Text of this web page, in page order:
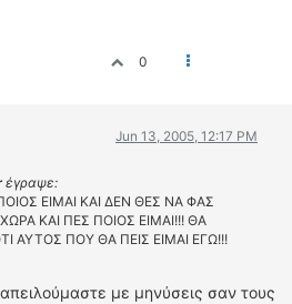
0
Jun 13, 2005, 12:17 PM
έγραψε:
ΕΙΜΑΙ ΚΑΙ ΔΕΝ ΘΕΣ ΝΑ ΦΑΣ
ΚΑΙ ΠΕΣ ΠΟΙΟΣ ΕΙΜΑΙ!!! ΘΑ
ΑΥΤΟΣ ΠΟΥ ΘΑ ΠΕΙΣ ΕΙΜΑΙ ΕΓΩ!!!
με μηνύσεις σαν τους